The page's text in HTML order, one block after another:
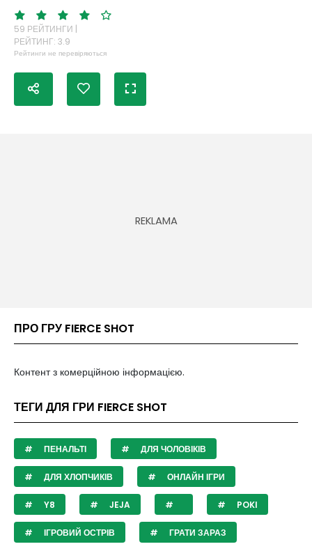
59 РЕЙТИНГИ |
РЕЙТИНГ: 3.9
Рейтинги не перевіряються
ПРО ГРУ FIERCE SHOT
Контент з комерційною інформацією.
ТЕГИ ДЛЯ ГРИ FIERCE SHOT
ПЕНАЛЬТІ ДЛЯ ЧОЛОВІКІВ
ДЛЯ ХЛОПЧИКІВ ОНЛАЙН ІГРИ
Y8 JEJA POKI
ІГРОВИЙ ОСТРІВ ГРАТИ ЗАРАЗ